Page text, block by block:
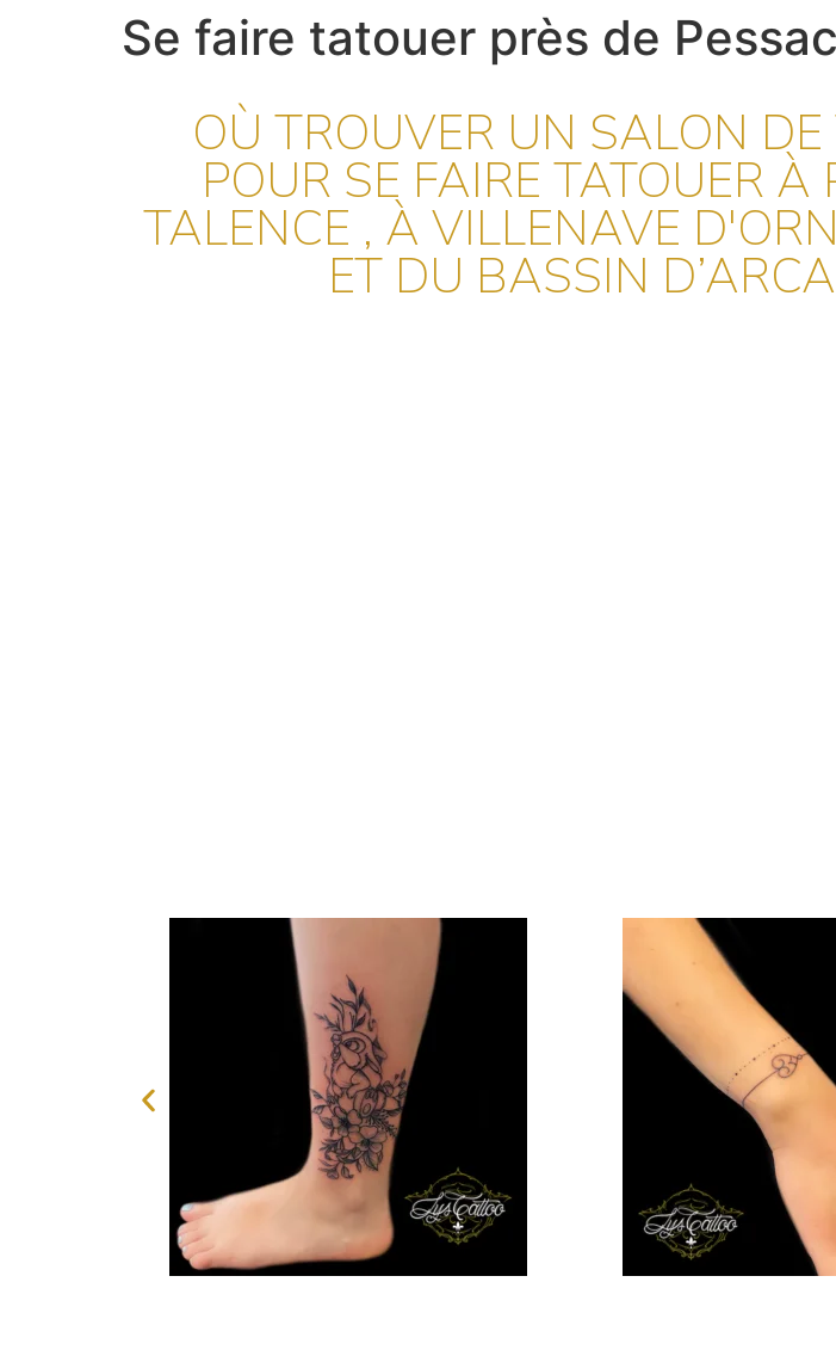
Se faire tatouer près de
OÙ TROUVER UN SALON
POUR SE FAIRE TATOUER
TALENCE , À VILLENAVE
ET DU BASSIN